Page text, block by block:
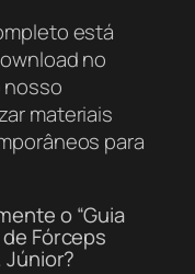
está
no
nosso
materiais
para
o “Guia
Fórceps
Júnior?